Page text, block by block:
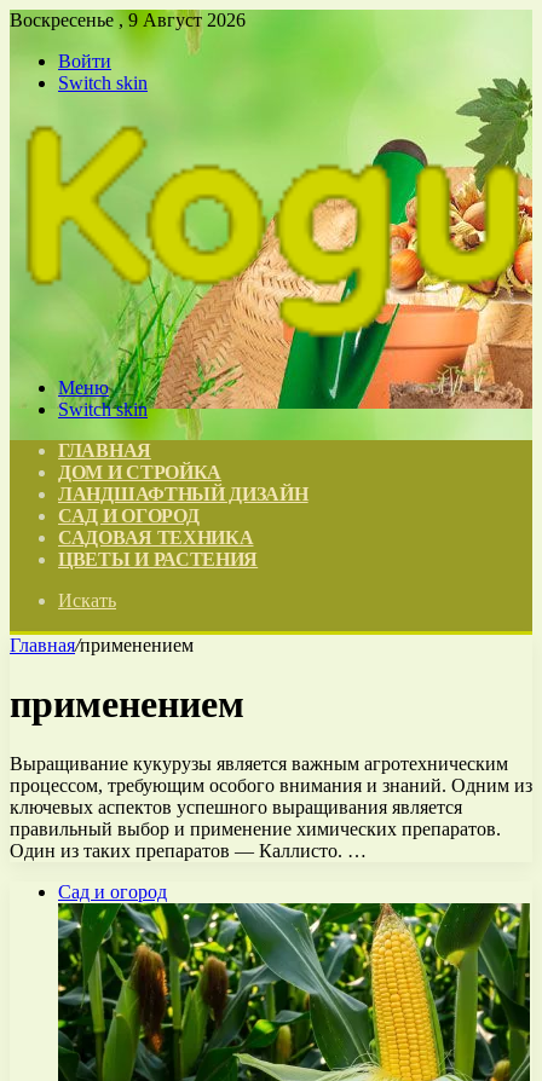
Воскресенье , 9 Август 2026
Войти
Switch skin
Меню
Switch skin
ГЛАВНАЯ
ДОМ И СТРОЙКА
ЛАНДШАФТНЫЙ ДИЗАЙН
САД И ОГОРОД
САДОВАЯ ТЕХНИКА
ЦВЕТЫ И РАСТЕНИЯ
Искать
Главная/применением
применением
Выращивание кукурузы является важным агротехническим
процессом, требующим особого внимания и знаний. Одним из
ключевых аспектов успешного выращивания является
правильный выбор и применение химических препаратов.
Один из таких препаратов — Каллисто. …
Сад и огород